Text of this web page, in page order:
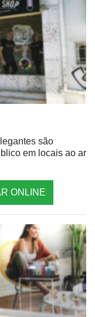
são
em locais ao ar
ONLINE